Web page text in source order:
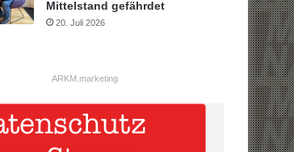
Mittelstand gefährdet
20. Juli 2026
ARKM.marketing